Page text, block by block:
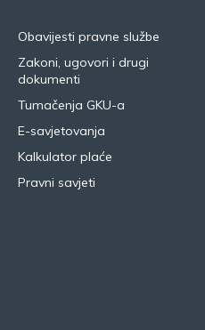
Obavijesti pravne službe
Zakoni, ugovori i drugi
dokumenti
Tumačenja GKU-a
E-savjetovanja
Kalkulator plaće
Pravni savjeti